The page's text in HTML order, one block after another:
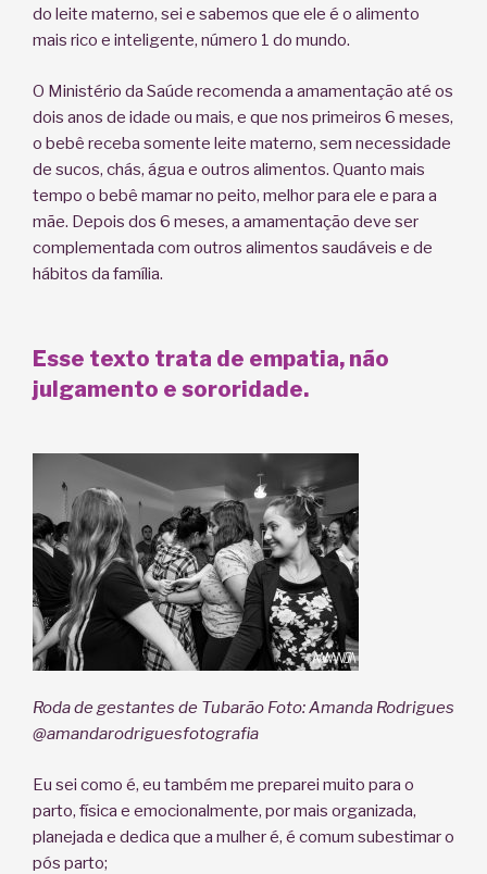
do leite materno, sei e sabemos que ele é o alimento
mais rico e inteligente, número 1 do mundo.
O Ministério da Saúde recomenda a amamentação até os
dois anos de idade ou mais, e que nos primeiros 6 meses,
o bebê receba somente leite materno, sem necessidade
de sucos, chás, água e outros alimentos. Quanto mais
tempo o bebê mamar no peito, melhor para ele e para a
mãe. Depois dos 6 meses, a amamentação deve ser
complementada com outros alimentos saudáveis e de
hábitos da família.
Esse texto trata de empatia, não
julgamento e sororidade.
Roda de gestantes de Tubarão Foto: Amanda Rodrigues
@amandarodriguesfotografia
Eu sei como é, eu também me preparei muito para o
parto, física e emocionalmente, por mais organizada,
planejada e dedica que a mulher é, é comum subestimar o
pós parto;